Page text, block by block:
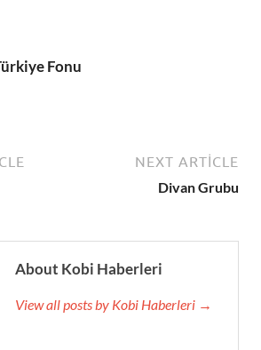
Fonu
NEXT ARTICLE
Divan Grubu
About Kobi Haberleri
View all posts by Kobi Haberleri →